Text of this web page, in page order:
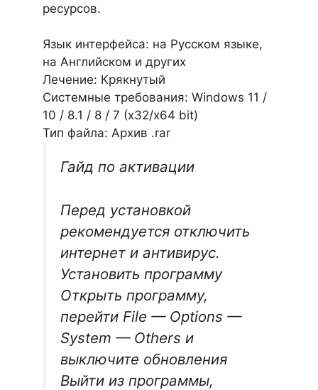
ресурсов.
Язык интерфейса: на Русском языке,
на Английском и других
Лечение: Крякнутый
Системные требования: Windows 11 /
10 / 8.1 / 8 / 7 (х32/x64 bit)
Тип файла: Архив .rar
Гайд по активации
Перед установкой
рекомендуется отключить
интернет и антивирус.
Установить программу
Открыть программу,
перейти File — Options —
System — Others и
выключите обновления
Выйти из программы,